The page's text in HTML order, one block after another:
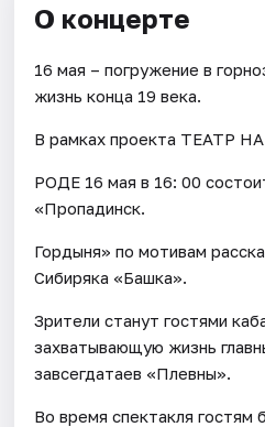
О концерте
16 мая – погружение в
жизнь конца 19 века.
В рамках проекта ТЕАТР
РОДЕ 16 мая в 16: 00
«Пропадинск.
Гордыня» по мотивам
Сибиряка «Башка».
Зрители станут гостями
захватывающую жизнь
завсегдатаев «Плевны».
Во время спектакля гостям